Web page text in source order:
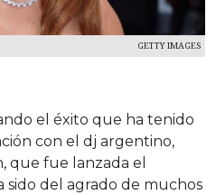
GETTY IMAGES
el éxito que ha tenido
con el dj argentino,
que fue lanzada el
sido del agrado de muchos